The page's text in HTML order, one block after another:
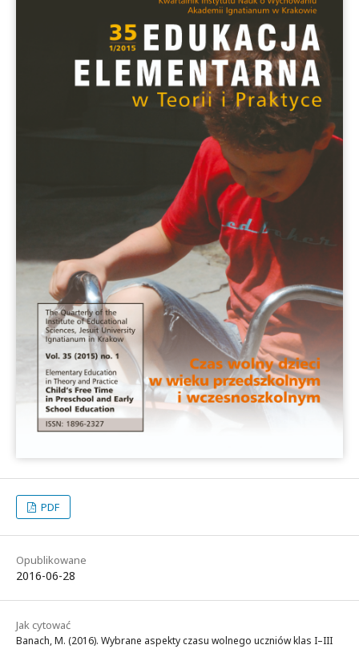
PDF
Opublikowane
2016-06-28
Jak cytować
Banach, M. (2016). Wybrane aspekty czasu wolnego uczniów klas I–III